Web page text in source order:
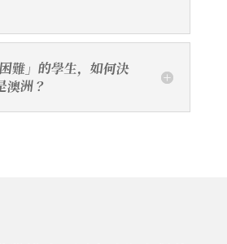
難」的學生，如何決
澳洲？